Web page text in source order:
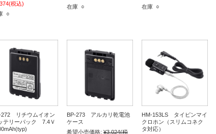
(税込)
○
在庫 ○
在庫 ○
272 リチウムイオン
テリーパック 7.4Ｖ
BP-273 アルカリ乾電池
ケース
希望小売価格: ¥3,024(税
HM-153LS タイピンマイ
クロホン（スリムコネク
タ対応）